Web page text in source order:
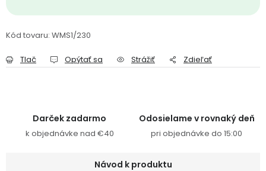
Kód tovaru: WMS1/230
Tlač Opýtať sa Strážiť Zdieľať
Darček zadarmo
k objednávke nad €40
Odosielame v rovnaký deň
pri objednávke do 15:00
Návod k produktu